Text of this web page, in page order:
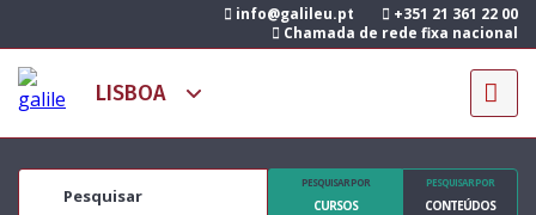
info@galileu.pt
+351 21 361 22 00
Chamada de rede fixa nacional
PESQUISAR POR
CURSOS
PESQUISAR POR
CONTEÚDOS